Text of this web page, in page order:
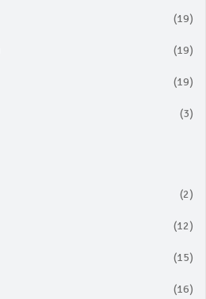
(19)
(19)
(19)
(3)
(2)
(12)
(15)
(16)